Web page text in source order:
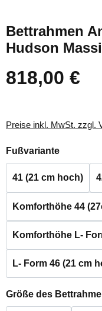
Bettrahmen
Hudson
Regulärer Preis:
818,00 €
Preise inkl. MwSt. zzgl.
Fußvariante
41 (21 cm hoch)
Komforthöhe 44
Komforthöhe L-
L- Form 46 (21 cm
Größe des